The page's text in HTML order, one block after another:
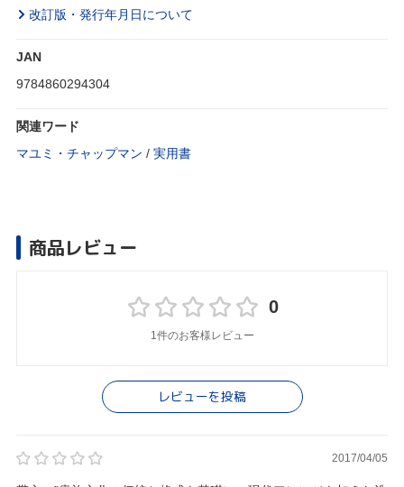
改訂版・発行年月日について
JAN
9784860294304
関連ワード
マユミ・チャップマン / 実用書
商品レビュー
0
1件のお客様レビュー
レビューを投稿
2017/04/05